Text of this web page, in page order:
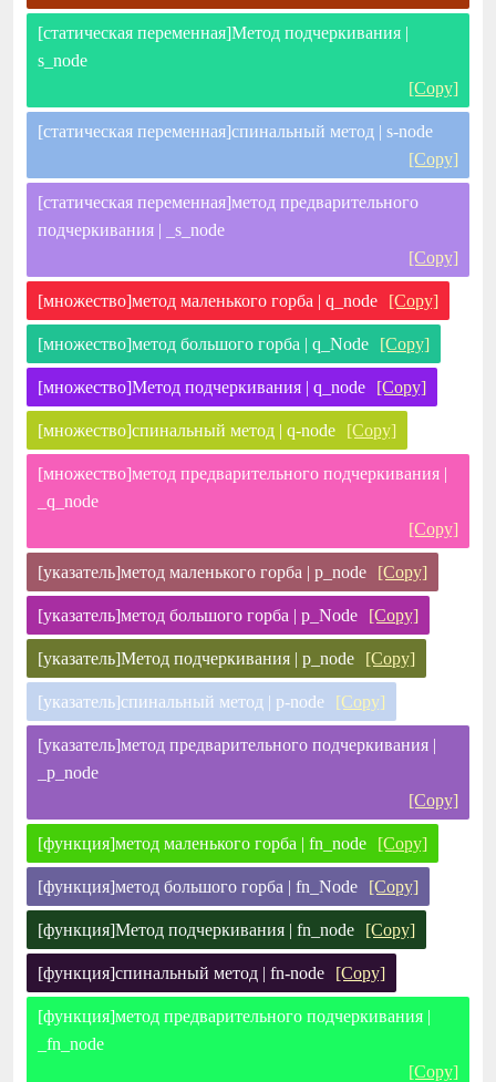
[статическая переменная]Метод подчеркивания |
s_node
[Copy]
[статическая переменная]спинальный метод | s-node
[Copy]
[статическая переменная]метод предварительного
подчеркивания | _s_node
[Copy]
[множество]метод маленького горба | q_node [Copy]
[множество]метод большого горба | q_Node [Copy]
[множество]Метод подчеркивания | q_node [Copy]
[множество]спинальный метод | q-node [Copy]
[множество]метод предварительного подчеркивания |
_q_node
[Copy]
[указатель]метод маленького горба | p_node [Copy]
[указатель]метод большого горба | p_Node [Copy]
[указатель]Метод подчеркивания | p_node [Copy]
[указатель]спинальный метод | p-node [Copy]
[указатель]метод предварительного подчеркивания |
_p_node
[Copy]
[функция]метод маленького горба | fn_node [Copy]
[функция]метод большого горба | fn_Node [Copy]
[функция]Метод подчеркивания | fn_node [Copy]
[функция]спинальный метод | fn-node [Copy]
[функция]метод предварительного подчеркивания |
_fn_node
[Copy]